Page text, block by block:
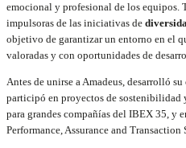
emocional y profesional de los equipos.
impulsoras de las iniciativas de
objetivo de garantizar un entorno en el
valoradas y con oportunidades de
Antes de unirse a Amadeus, desarrolló su
participó en proyectos de
para grandes compañías del IBEX 35, y
Performance, Assurance and Transaction